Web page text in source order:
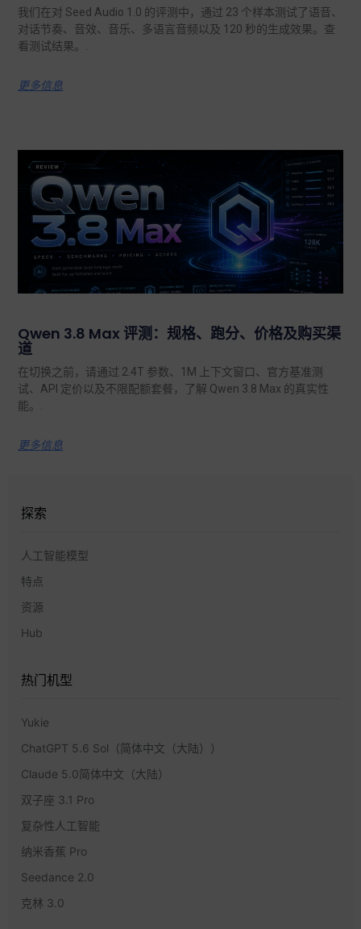
我们在对 Seed Audio 1.0 的评测中，通过 23 个样本测试了语音、
对话节奏、音效、音乐、多语言音频以及 120 秒的生成效果。查
看测试结果。.
更多信息
Qwen 3.8 Max 评测：规格、跑分、价格及购买渠
道
在切换之前，请通过 2.4T 参数、1M 上下文窗口、官方基准测
试、API 定价以及不限配额套餐，了解 Qwen 3.8 Max 的真实性
能。.
更多信息
探索
人工智能模型
特点
资源
Hub
热门机型
Yukie
ChatGPT 5.6 Sol（简体中文（大陆））
Claude 5.0简体中文（大陆）
双子座 3.1 Pro
复杂性人工智能
纳米香蕉 Pro
Seedance 2.0
克林 3.0